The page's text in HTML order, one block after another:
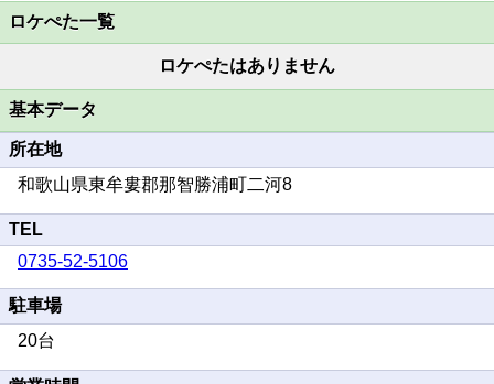
ロケぺた一覧
ロケぺたはありません
基本データ
所在地
和歌山県東牟婁郡那智勝浦町二河8
TEL
0735-52-5106
駐車場
20台